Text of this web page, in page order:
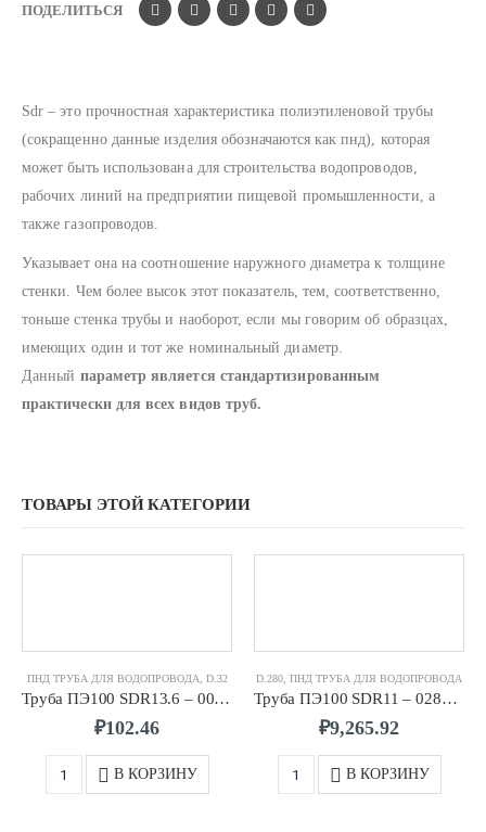
ПОДЕЛИТЬСЯ
Sdr – это прочностная характеристика полиэтиленовой трубы
(сокращенно данные изделия обозначаются как пнд), которая
может быть использована для строительства водопроводов,
рабочих линий на предприятии пищевой промышленности, а
также газопроводов.
Указывает она на соотношение наружного диаметра к толщине
стенки. Чем более высок этот показатель, тем, соответственно,
тоньше стенка трубы и наоборот, если мы говорим об образцах,
имеющих один и тот же номинальный диаметр.
Данный параметр является стандартизированным
практически для всех видов труб.
ТОВАРЫ ЭТОЙ КАТЕГОРИИ
ПНД ТРУБА ДЛЯ ВОДОПРОВОДА, D.32
Труба ПЭ100 SDR13.6 – 0032 х 2,4
₽102.46
В КОРЗИНУ
D.280, ПНД ТРУБА ДЛЯ ВОДОПРОВОДА
Труба ПЭ100 SDR11 – 0280 х 25,4
₽9,265.92
В КОРЗИНУ